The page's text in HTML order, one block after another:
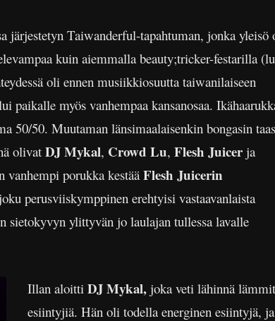
järjestetyn Taiwanderful-tapahtuman, jonka yleisö
kuin aiemmalla beauty;tricker-festarilla
oli ennen musiikkiosuutta taiwanilaiseen
paikalle myös vanhempaa kansanosaa.
50/50. Muutaman länsimaalaisenkin bongasin taas
olivat DJ Mykal, Crowd Lu, Flesh Juicer ja
vanhempi porukka kestääFlesh Juicerin
perusviiskymppinen erehtyisi vastaavanlaista
sietokyvyn ylittyvän jo laulajan tullessa lavalle
Illan aloitti DJ Mykal, joka veti lähinnä
esiintyjiä. Hän oli todella energinen esiintyjä,